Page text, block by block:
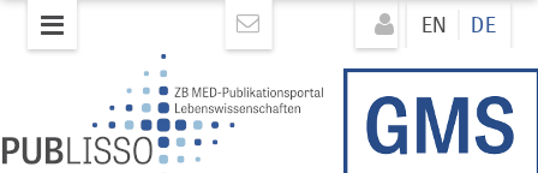
Direkt
zum
Direkt
zum
EN DE